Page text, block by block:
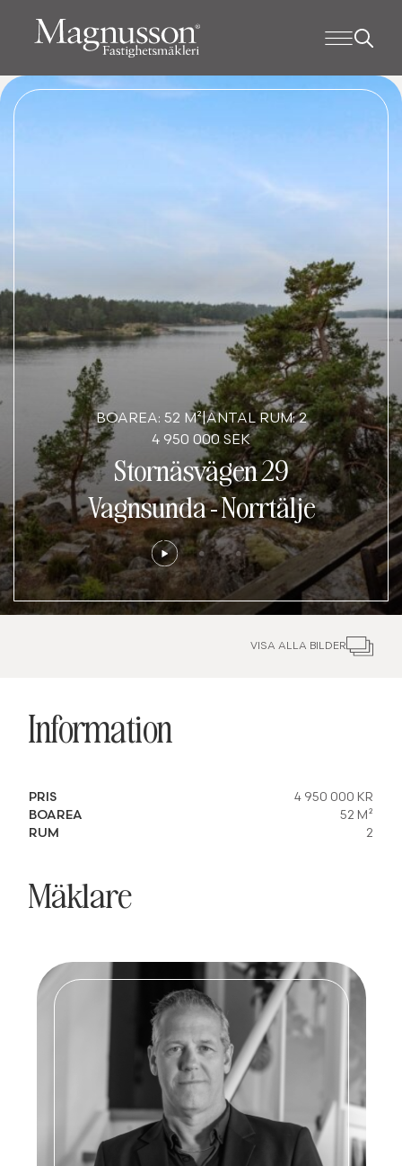
BOAREA: 52 M²|ANTAL RUM: 2
4 950 000 SEK
Stornäsvägen 29
Vagnsunda-Norrtälje
VISA ALLA BILDER
Information
PRIS
4 950 000 KR
BOAREA
52 M²
RUM
2
Mäklare